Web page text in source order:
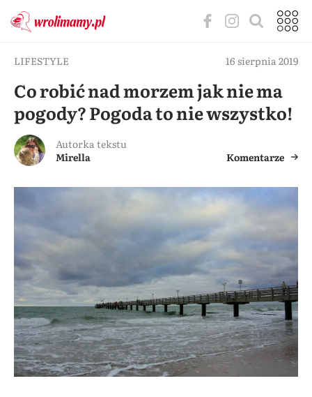
LIFESTYLE 16 sierpnia 2019
Co robić nad morzem jak nie ma
pogody? Pogoda to nie wszystko!
Autorka tekstu
Mirella
Komentarze